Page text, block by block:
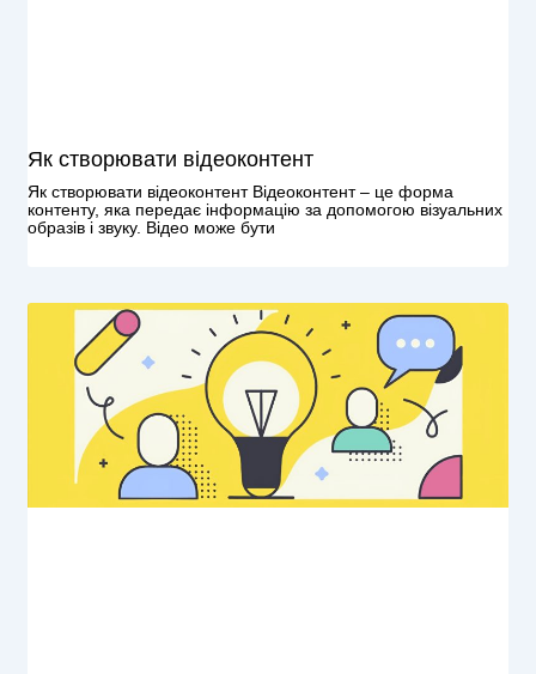
Як створювати відеоконтент
Як створювати відеоконтент Відеоконтент – це форма
контенту, яка передає інформацію за допомогою візуальних
образів і звуку. Відео може бути